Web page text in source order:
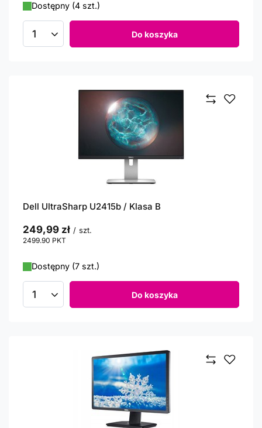
Dostępny (4 szt.)
Ilość produktów Do koszyka
Dell UltraSharp U2415b / Klasa B
249,99 zł / szt.
2499.90 PKT
Dostępny (7 szt.)
Ilość produktów Do koszyka